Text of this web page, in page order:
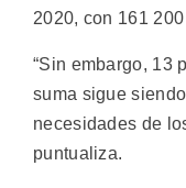
2020, con 161
“Sin embargo, 13
suma sigue
necesidades de
puntualiza.